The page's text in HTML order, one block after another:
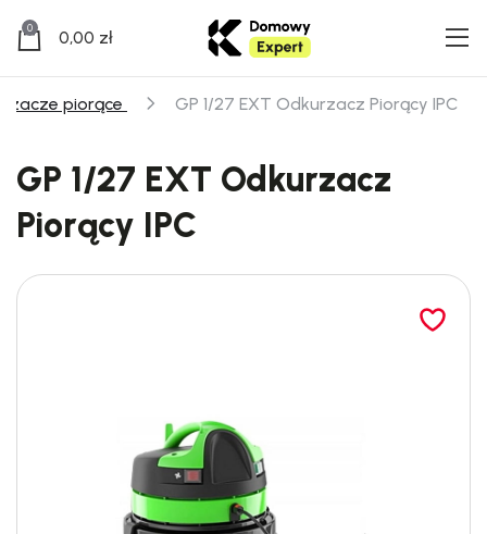
0 0,00 zł
piorące GP 1/27 EXT Odkurzacz Piorący IPC
GP 1/27 EXT Odkurzacz
Piorący IPC